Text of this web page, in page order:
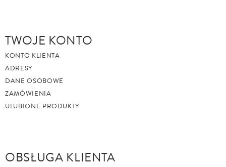
TWOJE KONTO
KONTO KLIENTA
ADRESY
DANE OSOBOWE
ZAMÓWIENIA
ULUBIONE PRODUKTY
OBSŁUGA KLIENTA